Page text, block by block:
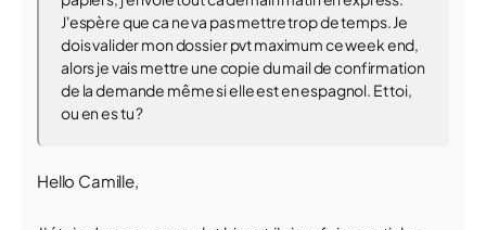
J'espère que ca ne va pas mettre trop de temps. Je
dois valider mon dossier pvt maximum ce week end,
alors je vais mettre une copie du mail de confirmation
de la demande même si elle est en espagnol. Et toi,
ou en es tu ?
Hello Camille,